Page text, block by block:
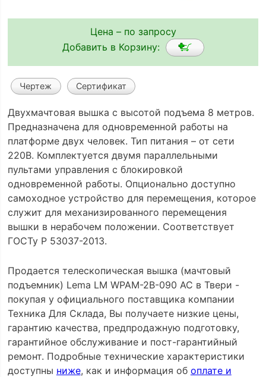
Цена – по запросу
Добавить в Корзину:
Чертеж Сертификат
Двухмачтовая вышка с высотой подъема 8 метров.
Предназначена для одновременной работы на
платформе двух человек. Тип питания – от сети
220В. Комплектуется двумя параллельными
пультами управления с блокировкой
одновременной работы. Опционально доступно
самоходное устройство для перемещения, которое
служит для механизированного перемещения
вышки в нерабочем положении. Соответствует
ГОСТу Р 53037-2013.
Продается телескопическая вышка (мачтовый
подъемник) Lema LM WPAM-2В-090 AC в Твери -
покупая у официального поставщика компании
Техника Для Склада, Вы получаете низкие цены,
гарантию качества, предпродажную подготовку,
гарантийное обслуживание и пост-гарантийный
ремонт. Подробные технические характеристики
доступны ниже, как и информация об оплате и